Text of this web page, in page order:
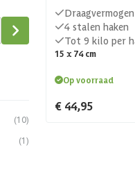
(10)
(1)
4 stalen haken
Tot 9 kilo per
15 x 74 cm
Op voorraad
€ 44,95